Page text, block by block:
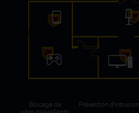
Blocage de
sites malveillants
Prévention d'intrusion